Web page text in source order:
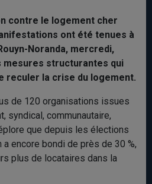
contre le logement cher
ont été tenues à
Noranda, mercredi,
mesures structurantes qui
reculer la crise du logement.
de 120 organisations issues
syndical, communautaire,
que depuis les élections
encore bondi de près de 30 %,
plus de locataires dans la